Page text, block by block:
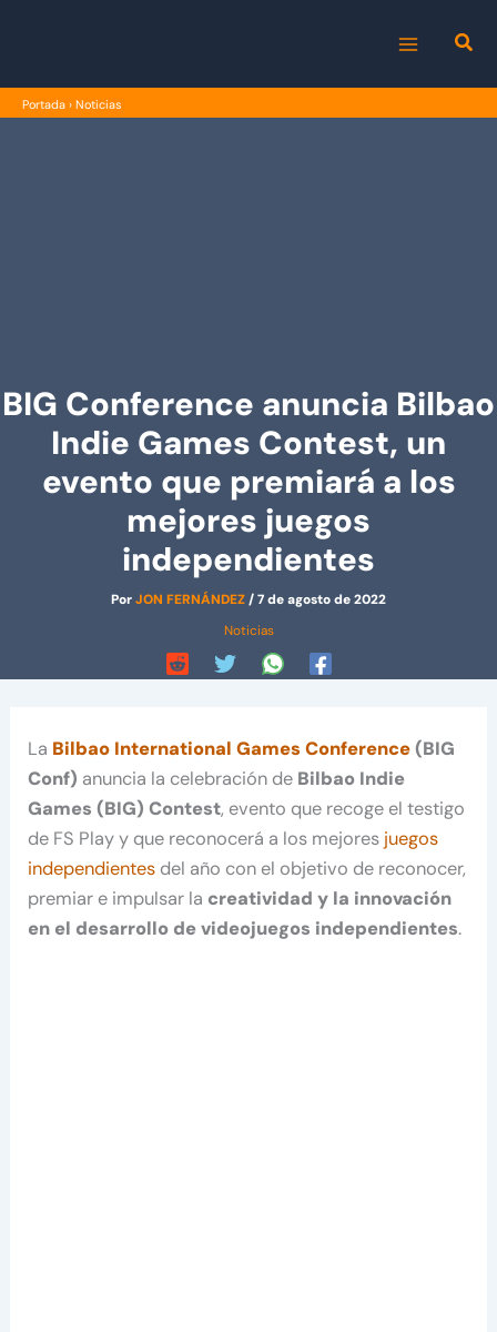
MENU
Portada › Noticias
BIG Conference anuncia Bilbao
Indie Games Contest, un
evento que premiará a los
mejores juegos
independientes
PorJON FERNÁNDEZ/7 de agosto de 2022
Noticias
La Bilbao International Games Conference(BIG
Conf) anuncia la celebración de Bilbao Indie
Games (BIG) Contest, evento que recoge el testigo
de FS Play y que reconocerá a los mejores juegos
independientes del año con el objetivo de reconocer,
premiar e impulsar la creatividad y la innovación
en el desarrollo de videojuegos independientes.